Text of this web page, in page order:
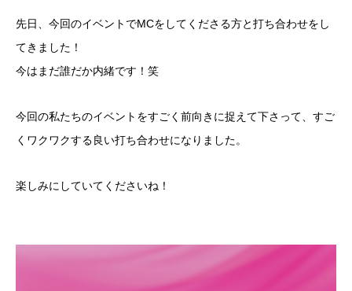
先日、今回のイベントでMCをしてくださる方と打ち合わせをし
てきました！
今はまだ誰だか内緒です！笑
今回の私たちのイベントをすごく前向きに捉えて下さって、すご
くワクワクする良い打ち合わせになりました。
楽しみにしていてくださいね！